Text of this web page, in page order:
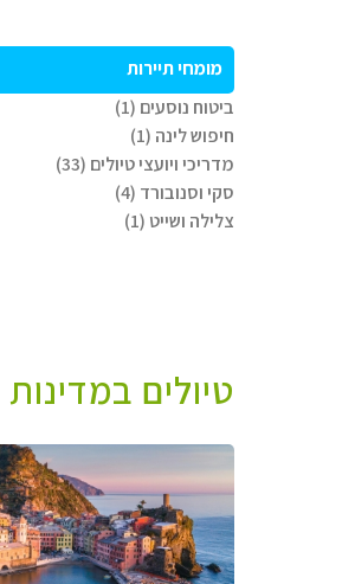
מומחי תיירות
ביטוח נוסעים (1)
חיפוש לינה (1)
מדריכי ויועצי טיולים (33)
סקי וסנובורד (4)
צלילה ושייט (1)
טיולים